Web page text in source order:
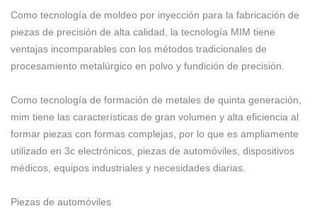
Como tecnología de moldeo por inyección para la fabricación de
piezas de precisión de alta calidad, la tecnología MIM tiene
ventajas incomparables con los métodos tradicionales de
procesamiento metalúrgico en polvo y fundición de precisión.
Como tecnología de formación de metales de quinta generación,
mim tiene las características de gran volumen y alta eficiencia al
formar piezas con formas complejas, por lo que es ampliamente
utilizado en 3c electrónicos, piezas de automóviles, dispositivos
médicos, equipos industriales y necesidades diarias.
Piezas de automóviles